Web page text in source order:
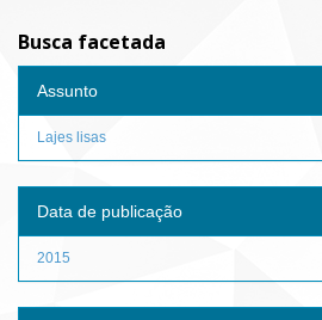
Busca facetada
Assunto
Lajes lisas
Data de publicação
2015